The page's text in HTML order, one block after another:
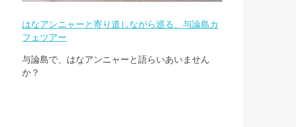
はなアンニャーと寄り道しながら巡る、与論島カ
フェツアー
与論島で、はなアンニャーと語らいあいません
か？